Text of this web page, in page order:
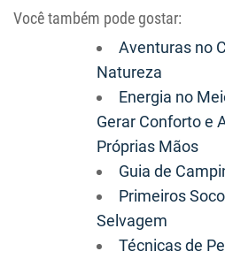
Você também pode gostar:
Aventuras no
Natureza
Energia no
Gerar Conforto e
Próprias Mãos
Guia de
Primeiros
Selvagem
Técnicas de